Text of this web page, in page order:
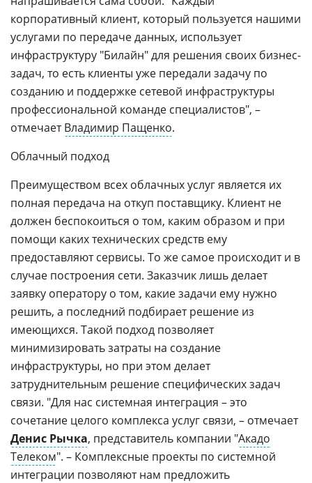
корпоративный клиент, который пользуется нашими
услугами по передаче данных, использует
инфраструктуру "Билайн" для решения своих бизнес-
задач, то есть клиенты уже передали задачу по
созданию и поддержке сетевой инфраструктуры
профессиональной команде специалистов", –
отмечаетВладимир Пащенко.
Облачный подход
Преимуществом всех облачных услуг является их
полная передача на откуп поставщику. Клиент не
должен беспокоиться о том, каким образом и при
помощи каких технических средств ему
предоставляют сервисы. То же самое происходит и в
случае построения сети. Заказчик лишь делает
заявку оператору о том, какие задачи ему нужно
решить, а последний подбирает решение из
имеющихся. Такой подход позволяет
минимизировать затраты на создание
инфраструктуры, но при этом делает
затруднительным решение специфических задач
связи. "Для нас системная интеграция – это
сочетание целого комплекса услуг связи, – отмечает
Денис Рычка, представитель компании "Акадо
Телеком". – Комплексные проекты по системной
интеграции позволяют нам предложить